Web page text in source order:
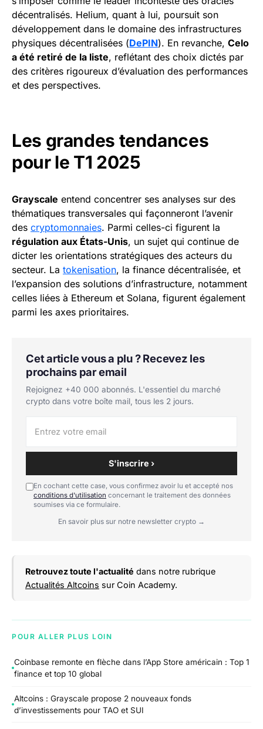
décentralisés. Helium, quant à lui, poursuit son
développement dans le domaine des infrastructures
physiques décentralisées (DePIN). En revanche, Celo
a été retiré de la liste, reflétant des choix dictés par
des critères rigoureux d’évaluation des performances
et des perspectives.
Les grandes tendances
pour le T1 2025
Grayscale entend concentrer ses analyses sur des
thématiques transversales qui façonneront l’avenir
des cryptomonnaies. Parmi celles-ci figurent la
régulation aux États-Unis, un sujet qui continue de
dicter les orientations stratégiques des acteurs du
secteur. La tokenisation, la finance décentralisée, et
l’expansion des solutions d’infrastructure, notamment
celles liées à Ethereum et Solana, figurent également
parmi les axes prioritaires.
Cet article vous a plu ? Recevez les
prochains par email
Rejoignez +40 000 abonnés. L'essentiel du marché
crypto dans votre boîte mail, tous les 2 jours.
S'inscrire ›
En cochant cette case, vous confirmez avoir lu et accepté nos
conditions d'utilisation concernant le traitement des données
soumises via ce formulaire.
En savoir plus sur notre newsletter crypto →
Retrouvez toute l'actualité dans notre rubrique
Actualités Altcoins sur Coin Academy.
POUR ALLER PLUS LOIN
Coinbase remonte en flèche dans l’App Store américain : Top 1
finance et top 10 global
Altcoins : Grayscale propose 2 nouveaux fonds
d’investissements pour TAO et SUI